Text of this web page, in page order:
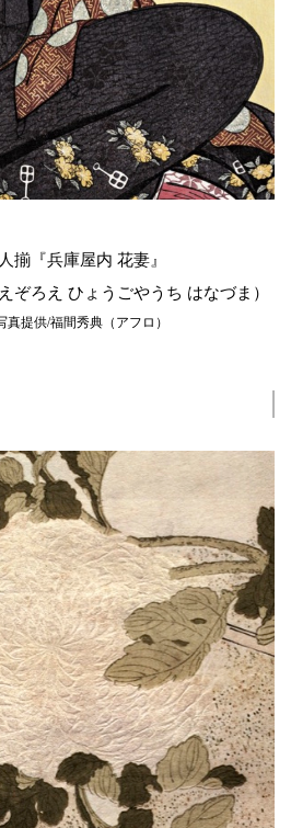
『兵庫屋内 花妻』
ぞろえ ひょうごやうち はなづま）
提供/福間秀典（アフロ）